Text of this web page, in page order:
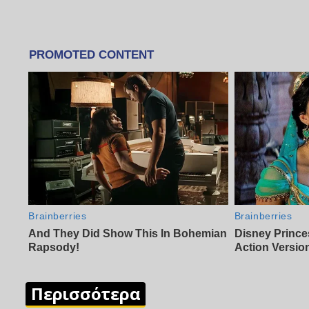
Περισσότερα